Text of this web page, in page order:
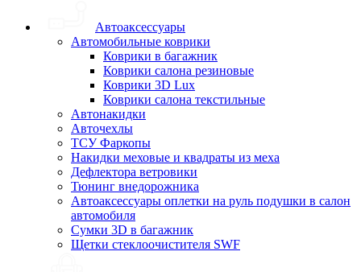
Автоаксессуары
Автомобильные коврики
Коврики в багажник
Коврики салона резиновые
Коврики 3D Lux
Коврики салона текстильные
Автонакидки
Авточехлы
ТСУ Фаркопы
Накидки меховые и квадраты из меха
Дефлектора ветровики
Тюнинг внедорожника
Автоаксессуары оплетки на руль подушки в салон
автомобиля
Сумки 3D в багажник
Щетки стеклоочистителя SWF